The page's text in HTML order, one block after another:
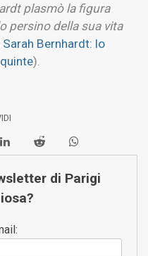
plasmò la figura
persino della sua vita
Sarah Bernhardt: lo
).
di Parigi